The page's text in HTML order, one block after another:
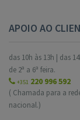
APOIO AO
das 10h às 13h | das
de 2ª a 6ª feira.
+351 220 996 592
( Chamada para a
nacional.)